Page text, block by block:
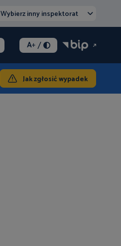
Wybierz inny inspektorat
A+/
Jak zgłosić wypadek